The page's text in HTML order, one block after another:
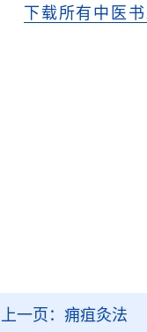
下载所有中医
上一页： 痈疽灸法